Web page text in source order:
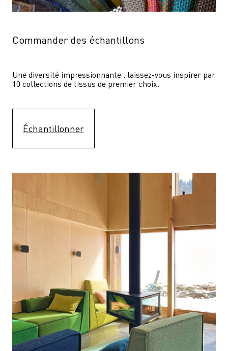
Commander des échantillons
Une diversité impressionnante : laissez-vous inspirer par
10 collections de tissus de premier choix.
Échantillonner